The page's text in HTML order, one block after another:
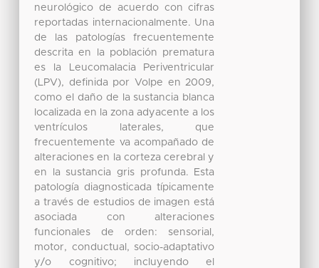
neurológico de acuerdo con cifras
reportadas internacionalmente. Una
de las patologías frecuentemente
descrita en la población prematura
es la Leucomalacia Periventricular
(LPV), definida por Volpe en 2009,
como el daño de la sustancia blanca
localizada en la zona adyacente a los
ventrículos laterales, que
frecuentemente va acompañado de
alteraciones en la corteza cerebral y
en la sustancia gris profunda. Esta
patología diagnosticada típicamente
a través de estudios de imagen está
asociada con alteraciones
funcionales de orden: sensorial,
motor, conductual, socio-adaptativo
y/o cognitivo; incluyendo el